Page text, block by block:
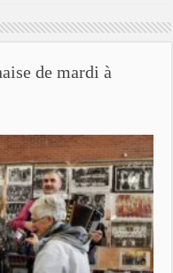
de mardi à